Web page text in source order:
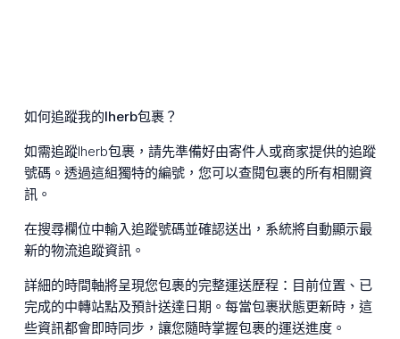
如何追蹤我的Iherb包裹？
如需追蹤Iherb包裹，請先準備好由寄件人或商家提供的追蹤
號碼。透過這組獨特的編號，您可以查閱包裹的所有相關資
訊。
在搜尋欄位中輸入追蹤號碼並確認送出，系統將自動顯示最
新的物流追蹤資訊。
詳細的時間軸將呈現您包裹的完整運送歷程：目前位置、已
完成的中轉站點及預計送達日期。每當包裹狀態更新時，這
些資訊都會即時同步，讓您隨時掌握包裹的運送進度。